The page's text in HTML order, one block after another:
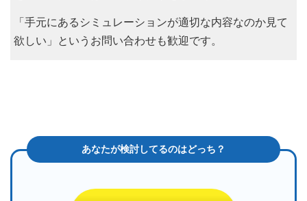
「手元にあるシミュレーションが適切な内容なのか見て
欲しい」というお問い合わせも歓迎です。